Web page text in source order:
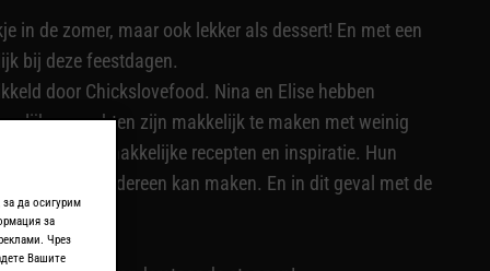
in de zomer, maar ook lekker als dessert! En met een
bij deze feestdagen.
door Chickslovefood. Nina en Elise hebben
gerechten zijn makkelijk te maken met weinig
nog meer makkelijke recepten en inspiratie. Hun
delen die iedereen kan maken. En in dit geval met de
да осигурим
за
Чрез
Вашите